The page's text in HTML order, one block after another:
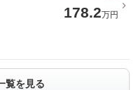
178.2万円
覧を見る